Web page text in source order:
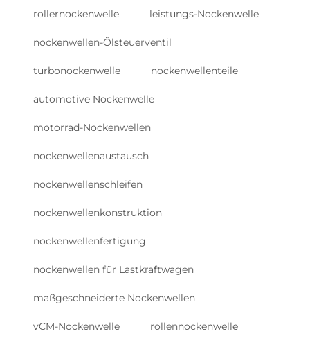
rollernockenwelle leistungs-Nockenwelle
nockenwellen-Ölsteuerventil
turbonockenwelle nockenwellenteile
automotive Nockenwelle
motorrad-Nockenwellen
nockenwellenaustausch
nockenwellenschleifen
nockenwellenkonstruktion
nockenwellenfertigung
nockenwellen für Lastkraftwagen
maßgeschneiderte Nockenwellen
vCM-Nockenwelle rollennockenwelle